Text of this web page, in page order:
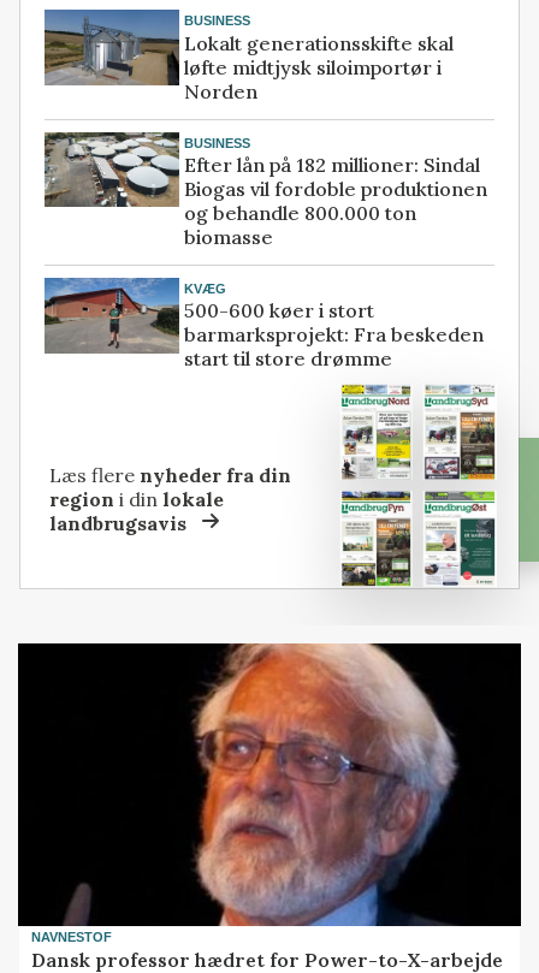
BUSINESS
Lokalt generationsskifte skal
løfte midtjysk siloimportør i
Norden
BUSINESS
Efter lån på 182 millioner: Sindal
Biogas vil fordoble produktionen
og behandle 800.000 ton
biomasse
KVÆG
500-600 køer i stort
barmarksprojekt: Fra beskeden
start til store drømme
Læs flere nyheder fra din
region i dinlokale
landbrugsavis
NAVNESTOF
Dansk professor hædret for Power-to-X-arbejde